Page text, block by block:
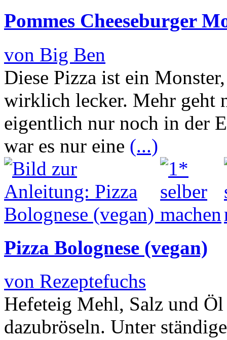
Pommes Cheeseburger
von Big Ben
Diese Pizza ist ein
wirklich lecker. Mehr geht
eigentlich nur noch in der
war es nur eine (...)
Pizza Bolognese (vegan)
von Rezeptefuchs
Hefeteig Mehl, Salz und
dazubröseln. Unter